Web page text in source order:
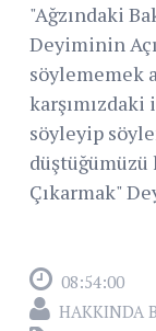
"Ağzındaki
Deyiminin
söylememek
söyleyip
düştüğümüzü
Çıkarmak"
08:54:00
HAKKINDA